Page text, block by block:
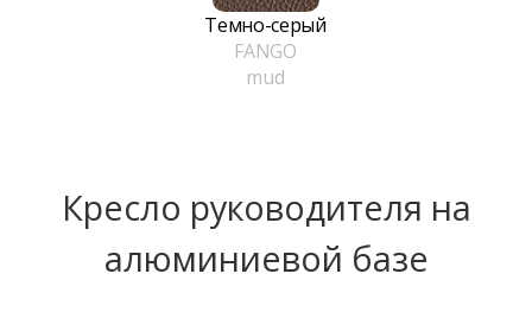
Темно-серый
FANGO
mud
Кресло руководителя на
алюминиевой базе